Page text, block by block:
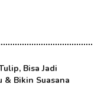
Bisa Jadi
& Bikin Suasana